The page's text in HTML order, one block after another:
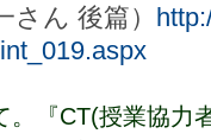
ん 後篇）
。『CT(授業協力